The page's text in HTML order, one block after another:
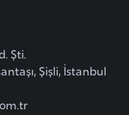
Şti.
Şişli, İstanbul